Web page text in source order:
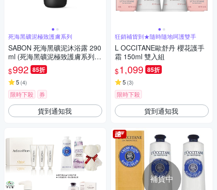
死海黑礦泥極致護膚系列
SABON 死海黑礦泥沐浴露 290
ml (死海黑礦泥極致護膚系列)
(專櫃公司貨)
$992 85折
5 (4)
限時下殺 券
貨到通知我
狂銷補貨到★隨時隨地呵護雙手
L OCCITANE歐舒丹 櫻花護手
霜 150ml 雙入組
$1,099 85折
5 (3)
限時下殺
貨到通知我
補貨中